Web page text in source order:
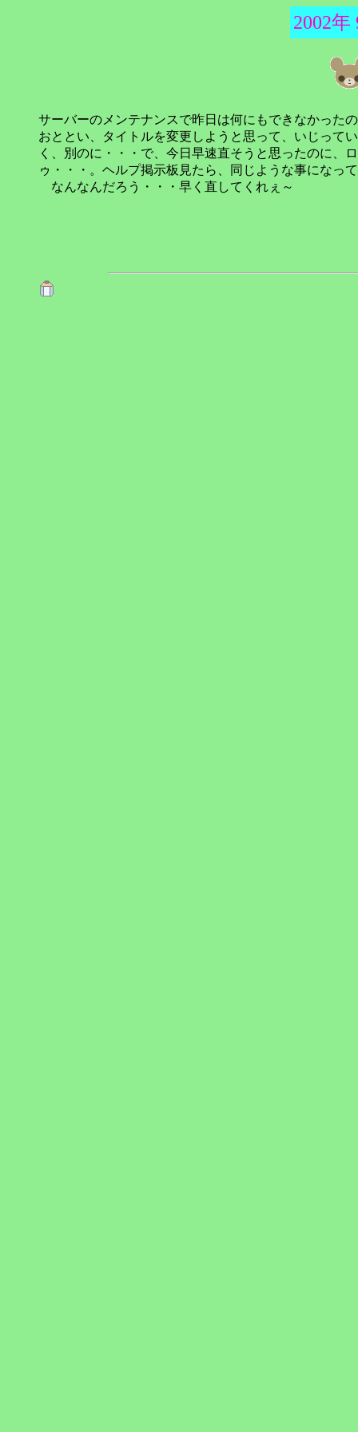
2002年
サーバーのメンテナンスで昨日は何にもできなかった
おととい、タイトルを変更しようと思って、いじって
く、別のに・・・で、今日早速直そうと思ったのに、
ゥ・・・。ヘルプ掲示板見たら、同じような事になっ
なんなんだろう・・・早く直してくれぇ～